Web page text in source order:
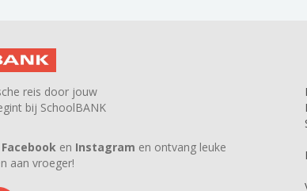
reis door jouw
bij SchoolBANK
Facebook en Instagram en ontvang leuke
aan vroeger!